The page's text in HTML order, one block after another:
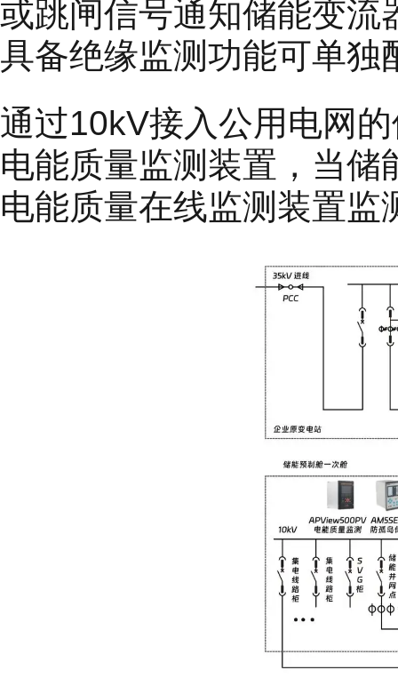
或跳闸信号通知储能变流
具备绝缘监测功能可单独
通过10kV接入公用电网
电能质量监测装置，当
电能质量在线监测装置监